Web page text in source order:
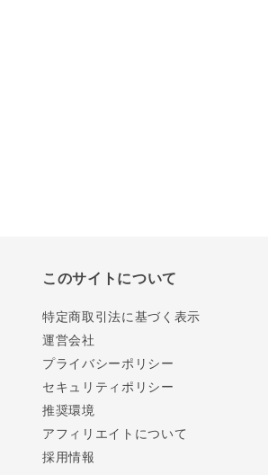
このサイトについて
特定商取引法に基づく表示
運営会社
プライバシーポリシー
セキュリティポリシー
推奨環境
アフィリエイトについて
採用情報